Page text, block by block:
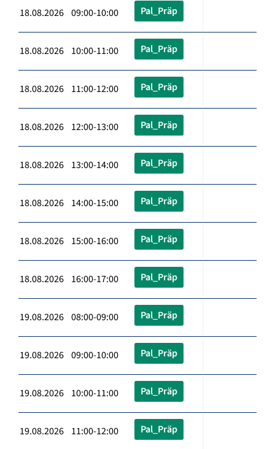
18.08.2026 09:00-10:00 Pal_Präp
18.08.2026 10:00-11:00 Pal_Präp
18.08.2026 11:00-12:00 Pal_Präp
18.08.2026 12:00-13:00 Pal_Präp
18.08.2026 13:00-14:00 Pal_Präp
18.08.2026 14:00-15:00 Pal_Präp
18.08.2026 15:00-16:00 Pal_Präp
18.08.2026 16:00-17:00 Pal_Präp
19.08.2026 08:00-09:00 Pal_Präp
19.08.2026 09:00-10:00 Pal_Präp
19.08.2026 10:00-11:00 Pal_Präp
19.08.2026 11:00-12:00 Pal_Präp